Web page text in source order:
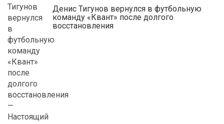
Денис Тигунов вернулся в футбольную
команду «Квант» после долгого
восстановления